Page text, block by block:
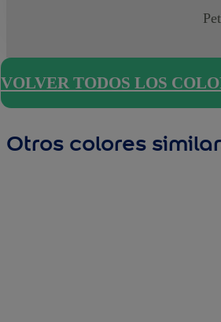
VOLVER TODOS LOS
Otros colores